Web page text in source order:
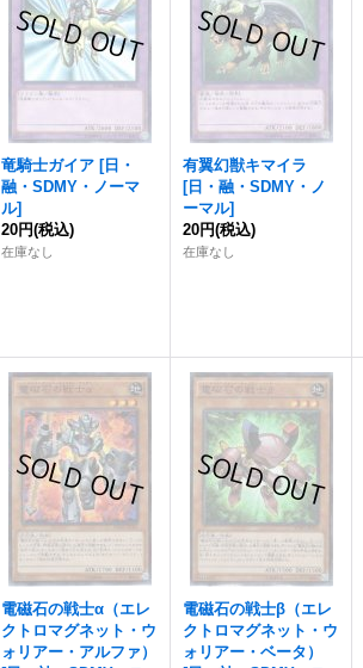
竜騎士ガイア [日・
融・SDMY・ノーマ
ル]
20円(税込)
在庫なし
有翼幻獣キマイラ
[日・融・SDMY・ノ
ーマル]
20円(税込)
在庫なし
電磁石の戦士α（エレ
クトロマグネット・ウ
ォリアー・アルファ）
電磁石の戦士β（エレ
クトロマグネット・ウ
ォリアー・ベータ）